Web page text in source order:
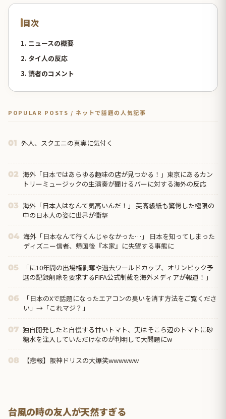
目次
1. ニュースの概要
2. タイ人の反応
3. 読者のコメント
POPULAR POSTS / ネットで話題の人気記事
01 外人、スクエニの真実に気付く
02 海外「日本ではあらゆる趣味の店が見つかる！」東京にあるカン
トリーミュージックの生演奏が聞けるバーに対する海外の反応
03 海外「日本人はなんて気高いんだ！」 英高級紙も驚愕した極限の
中の日本人の姿に世界が衝撃
04 海外「日本なんて行くんじゃなかった…」 日本を知ってしまった
ディズニー信者、帰国後『本家』に失望する事態に
05
「に10年間の出場権剥奪や過去ワールドカップ、オリンピック予
選の記録削除を要求するFIFA公式制裁を海外メディアが報道！」
06
「日本のXで話題になったエアコンの臭いを消す方法をご覧くださ
い」→「これマジ？」
07 独自開発したと自慢する甘いトマト、実はそこら辺のトマトに砂
糖水を注入していただけなのが判明して大問題にw
08 【悲報】阪神ドリスの大爆笑wwwwww
台風の時の友人が天然すぎる